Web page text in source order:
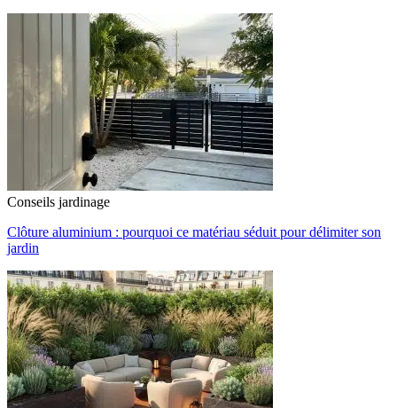
Conseils jardinage
Clôture aluminium : pourquoi ce matériau séduit pour délimiter son
jardin